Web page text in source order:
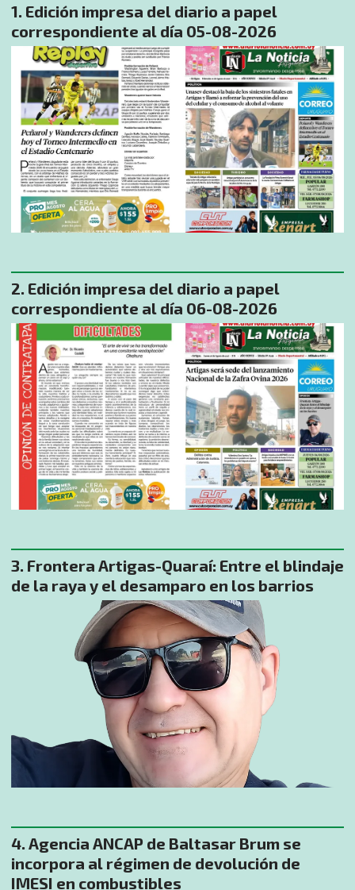
Edición impresa del diario a papel
correspondiente al día 05-08-2026
Edición impresa del diario a papel
correspondiente al día 06-08-2026
​Frontera Artigas-Quaraí: Entre el blindaje
de la raya y el desamparo en los barrios
Agencia ANCAP de Baltasar Brum se
incorpora al régimen de devolución de
IMESI en combustibles